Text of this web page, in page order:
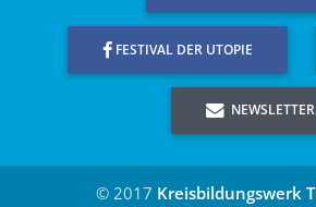
FESTIVAL DER UTOPIE
NEWSLETTER
© 2017 Kreisbildungswerk